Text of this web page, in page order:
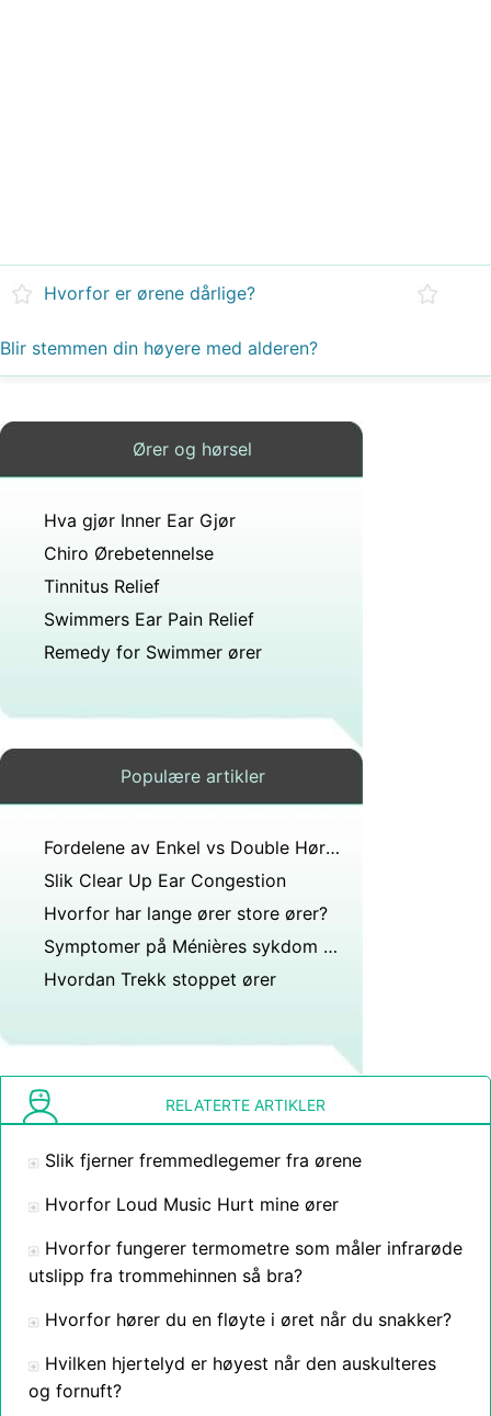
Hvorfor er ørene dårlige?
Blir stemmen din høyere med alderen?
Ører og hørsel
Hva gjør Inner Ear Gjør
Chiro Ørebetennelse
Tinnitus Relief
Swimmers Ear Pain Relief
Remedy for Swimmer ører
Populære artikler
Fordelene av Enkel vs Double Høreapparater
Slik Clear Up Ear Congestion
Hvorfor har lange ører store ører?
Symptomer på Ménières sykdom hos barn
Hvordan Trekk stoppet ører
RELATERTE ARTIKLER
Slik fjerner fremmedlegemer fra ørene
Hvorfor Loud Music Hurt mine ører
Hvorfor fungerer termometre som måler infrarøde
utslipp fra trommehinnen så bra?
Hvorfor hører du en fløyte i øret når du snakker?
Hvilken hjertelyd er høyest når den auskulteres
og fornuft?